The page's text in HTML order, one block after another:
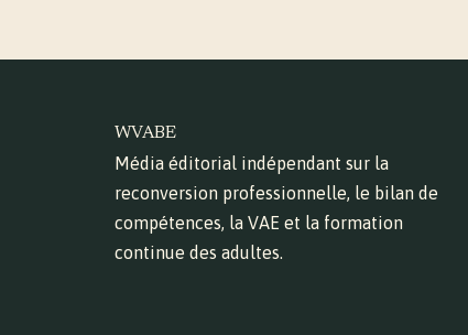
WVABE
Média éditorial indépendant sur la
reconversion professionnelle, le bilan de
compétences, la VAE et la formation
continue des adultes.